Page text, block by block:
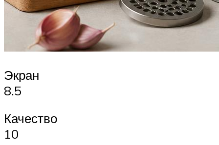
Экран
8.5
Качество
10